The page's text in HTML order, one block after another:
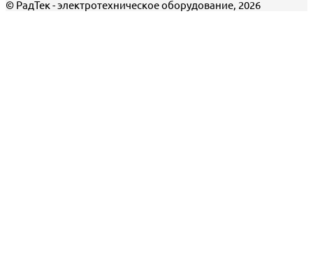
© РадТек - электротехническое оборудование, 2026